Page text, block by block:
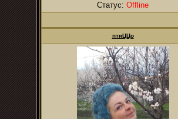
Статус: Offline
птиЦЦо